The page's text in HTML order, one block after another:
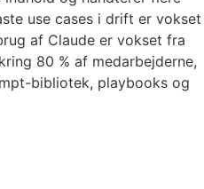
use cases i drift er vokset
af Claude er vokset fra
80 % af medarbejderne,
bibliotek, playbooks og